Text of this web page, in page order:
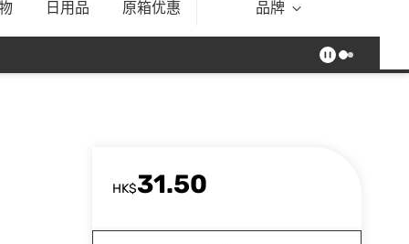
日用品 原箱优惠 品牌
HK$31.50